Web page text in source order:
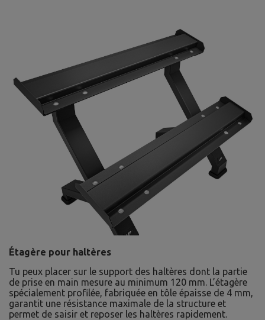
Étagère pour haltères
Tu peux placer sur le support des haltères dont la partie
de prise en main mesure au minimum 120 mm. L’étagère
spécialement profilée, fabriquée en tôle épaisse de 4 mm,
garantit une résistance maximale de la structure et
permet de saisir et reposer les haltères rapidement.